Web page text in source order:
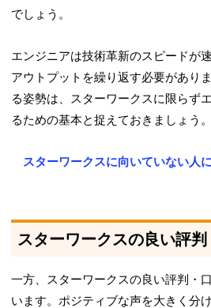
でしょう。
エンジニアは技術革新のスピードが
アウトプットを繰り返す必要があり
る姿勢は、スターワークスに限らず
るための基本と捉えておきましょう。
スターワークスに向いていない人
スターワークスの良い評判
一方、スターワークスの良い評判・
います。ポジティブな声を大きく分